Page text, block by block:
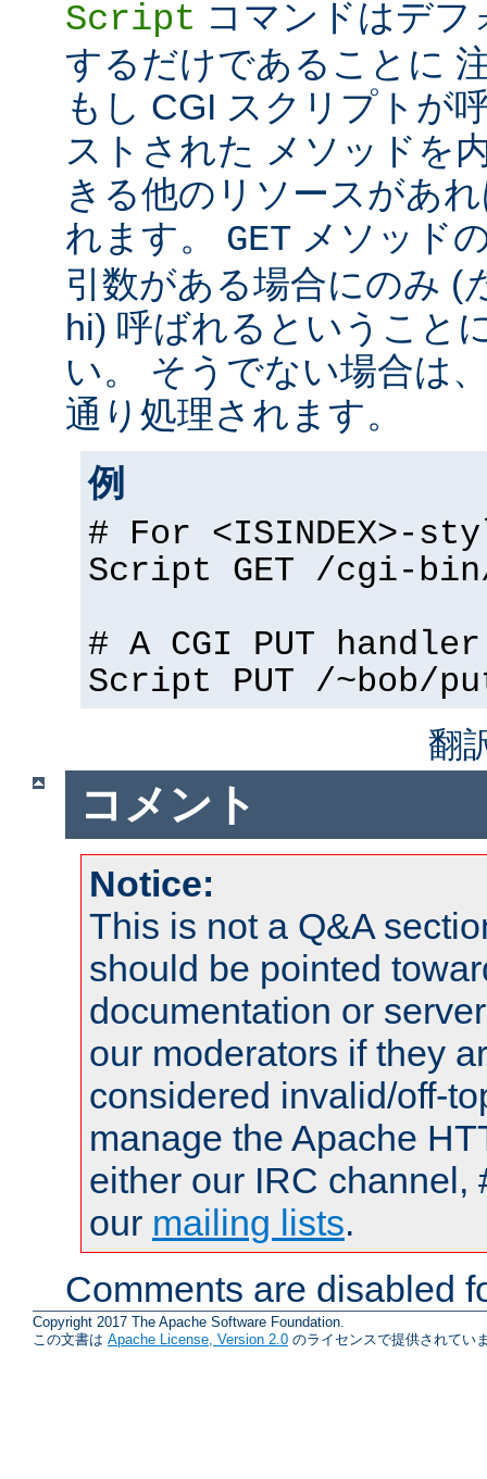
Script コマンドはデフ
するだけであることに
もし CGI スクリプトが
ストされた メソッドを
きる他のリソースがあ
れます。 GET メソッド
引数がある場合にのみ (
hi) 呼ばれるということ
い。 そうでない場合は
通り処理されます。
例
# For <ISINDEX>-
Script GET /cgi-
# A CGI PUT handler
Script PUT /~bob/
翻
コメント
Notice:
This is not a Q&A
should be pointed
documentation or
our moderators if they
considered invalid/off-
manage the Apache
either our IRC channel,
our mailing lists.
Comments are disabled
Copyright 2017 The Apache Software Foundation.
この文書は Apache License, Version 2.0 のライセンスで提供されてい